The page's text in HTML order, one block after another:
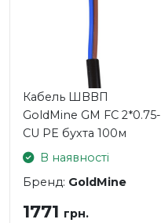
Кабель ШВВП
GoldMine GM FC 2*0.75-
CU PE бухта 100м
В наявності
Бренд: GoldMine
1771 грн.